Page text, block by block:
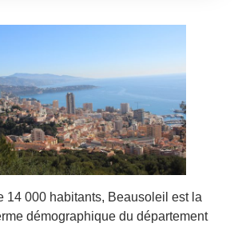
14 000 habitants, Beausoleil est la
démographique du département